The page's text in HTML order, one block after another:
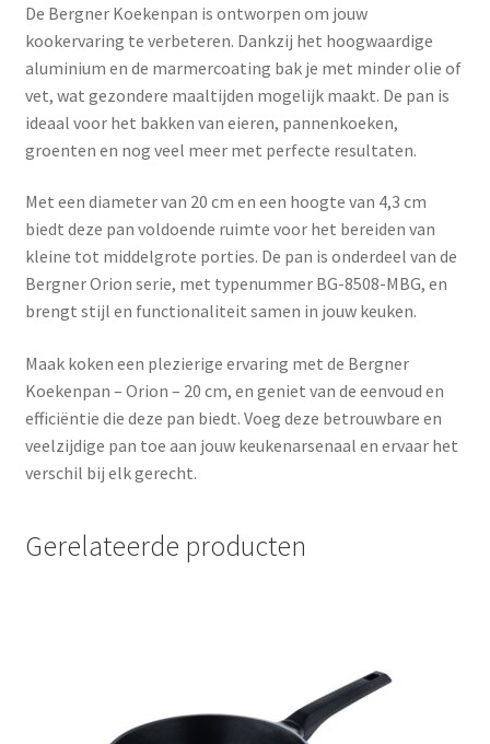
De Bergner Koekenpan is ontworpen om jouw
kookervaring te verbeteren. Dankzij het hoogwaardige
aluminium en de marmercoating bak je met minder olie of
vet, wat gezondere maaltijden mogelijk maakt. De pan is
ideaal voor het bakken van eieren, pannenkoeken,
groenten en nog veel meer met perfecte resultaten.
Met een diameter van 20 cm en een hoogte van 4,3 cm
biedt deze pan voldoende ruimte voor het bereiden van
kleine tot middelgrote porties. De pan is onderdeel van de
Bergner Orion serie, met typenummer BG-8508-MBG, en
brengt stijl en functionaliteit samen in jouw keuken.
Maak koken een plezierige ervaring met de Bergner
Koekenpan – Orion – 20 cm, en geniet van de eenvoud en
efficiëntie die deze pan biedt. Voeg deze betrouwbare en
veelzijdige pan toe aan jouw keukenarsenaal en ervaar het
verschil bij elk gerecht.
Gerelateerde producten